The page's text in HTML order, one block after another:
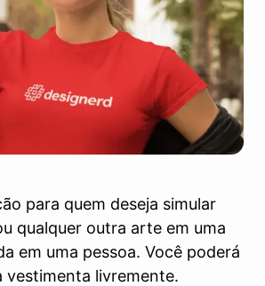
para quem deseja simular
qualquer outra arte em uma
em uma pessoa. Você poderá
vestimenta livremente.